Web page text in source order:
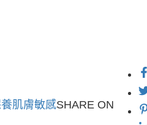
肌膚敏感SHARE ON